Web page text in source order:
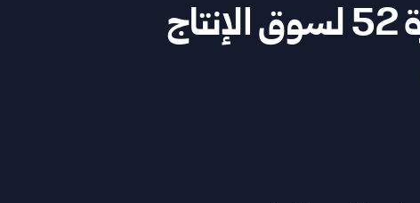
بعد انقطاع دام أكثر من 15 عاماً.. انطلاق الدورة 52 لسوق الإنتاج